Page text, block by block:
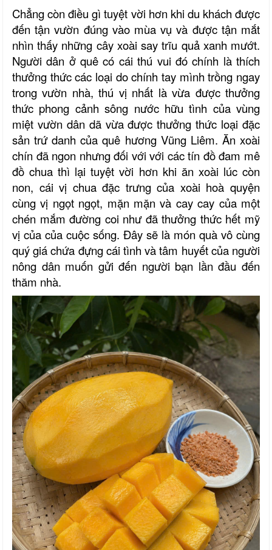
Chẳng còn điều gì tuyệt vời hơn khi du khách được
đến tận vườn đúng vào mùa vụ và được tận mắt
nhìn thấy những cây xoài say trĩu quả xanh mướt.
Người dân ở quê có cái thú vui đó chính là thích
thưởng thức các loại do chính tay mình trồng ngay
trong vườn nhà, thú vị nhất là vừa được thưởng
thức phong cảnh sông nước hữu tình của vùng
miệt vườn dân dã vừa được thưởng thức loại đặc
sản trứ danh của quê hương Vũng Liêm. Ăn xoài
chín đã ngon nhưng đối với với các tín đồ đam mê
đồ chua thì lại tuyệt vời hơn khi ăn xoài lúc còn
non, cái vị chua đặc trưng của xoài hoà quyện
cùng vị ngọt ngọt, mặn mặn và cay cay của một
chén mắm đường coi như đã thưởng thức hết mỹ
vị của của cuộc sống. Đây sẽ là món quà vô cùng
quý giá chứa đựng cái tình và tâm huyết của người
nông dân muốn gửi đến người bạn lần đầu đến
thăm nhà.